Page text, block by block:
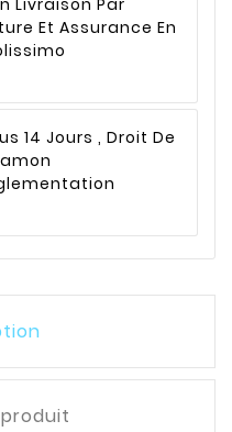
Et Assurance En
14 Jours , Droit De